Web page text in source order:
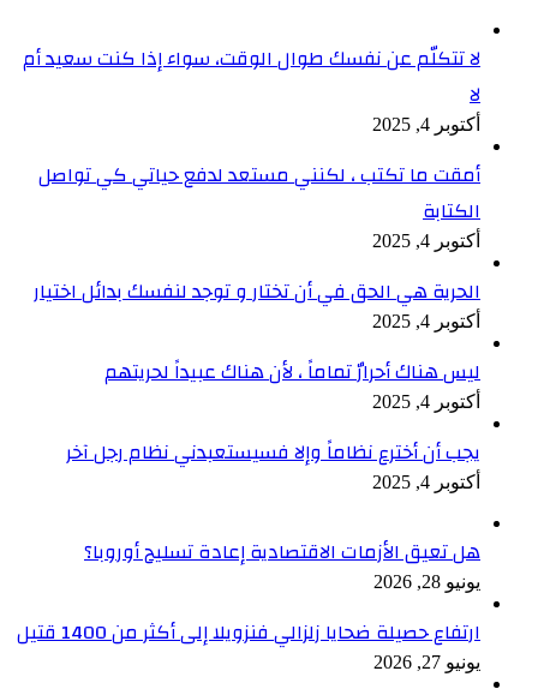
لا تتكلّم عن نفسك طوال الوقت، سواء إذا كنت سعيد أم
لا
أكتوبر 4, 2025
أمقت ما تكتب ، لكنني مستعد لدفع حياتي كي تواصل
الكتابة
أكتوبر 4, 2025
الحرية هي الحق في أن تختار و توجد لنفسك بدائل اختيار
أكتوبر 4, 2025
ليس هناك أحرارٌ تماماً ، لأن هناك عبيداً لحريتهم
أكتوبر 4, 2025
يجب أن أخترع نظاماً وإلا فسيستعبدني نظام رجل آخر
أكتوبر 4, 2025
هل تعيق الأزمات الاقتصادية إعادة تسليح أوروبا؟
يونيو 28, 2026
ارتفاع حصيلة ضحايا زلزالي فنزويلا إلى أكثر من 1400 قتيل
يونيو 27, 2026